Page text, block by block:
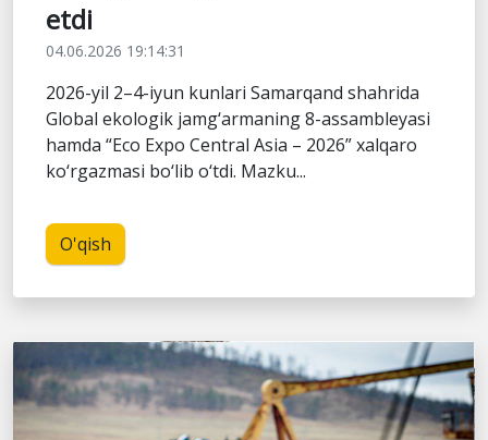
etdi
04.06.2026 19:14:31
2026-yil 2–4-iyun kunlari Samarqand shahrida
Global ekologik jamg‘armaning 8-assambleyasi
hamda “Eco Expo Central Asia – 2026” xalqaro
ko‘rgazmasi bo‘lib o‘tdi. Mazku...
O'qish